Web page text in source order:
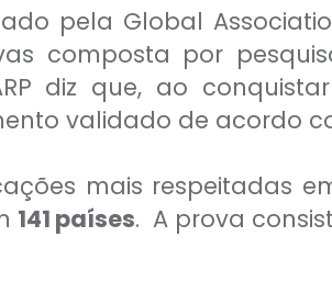
pela Global
composta por
diz que, ao
validado de acordo
mais respeitadas
141 países. A prova